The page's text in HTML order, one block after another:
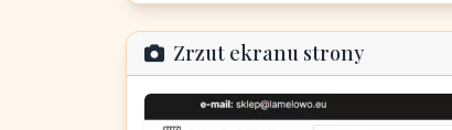
Zrzut ekranu strony